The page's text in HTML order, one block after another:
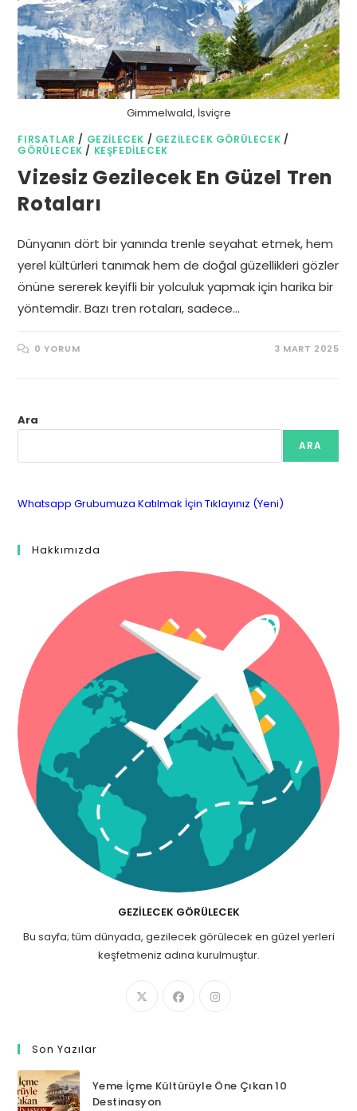
Gimmelwald, İsviçre
FIRSATLAR / GEZILECEK / GEZILECEK GÖRÜLECEK /
GÖRÜLECEK / KEŞFEDILECEK
Vizesiz Gezilecek En Güzel Tren
Rotaları
Dünyanın dört bir yanında trenle seyahat etmek, hem
yerel kültürleri tanımak hem de doğal güzellikleri gözler
önüne sererek keyifli bir yolculuk yapmak için harika bir
yöntemdir. Bazı tren rotaları, sadece…
0 YORUM 3 MART 2025
Ara
ARA
Whatsapp Grubumuza Katılmak İçin Tıklayınız (Yeni)
Hakkımızda
GEZILECEK GÖRÜLECEK
Bu sayfa; tüm dünyada, gezilecek görülecek en güzel yerleri
keşfetmeniz adına kurulmuştur.
Son Yazılar
Yeme İçme Kültürüyle Öne Çıkan 10
Destinasyon